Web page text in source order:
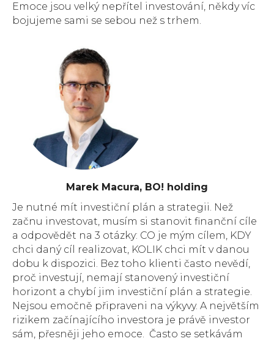
Emoce jsou velký nepřítel investování, někdy víc
bojujeme sami se sebou než s trhem.
Marek Macura, BO! holding
Je nutné mít investiční plán a strategii. Než
začnu investovat, musím si stanovit finanční cíle
a odpovědět na 3 otázky: CO je mým cílem, KDY
chci daný cíl realizovat, KOLIK chci mít v danou
dobu k dispozici. Bez toho klienti často nevědí,
proč investují, nemají stanovený investiční
horizont a chybí jim investiční plán a strategie.
Nejsou emočně připraveni na výkyvy. A největším
rizikem začínajícího investora je právě investor
sám, přesněji jeho emoce. Často se setkávám